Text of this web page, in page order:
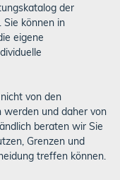
der
Sie können in
eigene
von den
werden und daher von
beraten wir Sie
Grenzen und
treffen können.